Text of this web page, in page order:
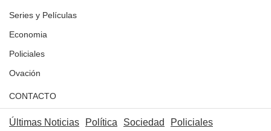
Series y Películas
Economia
Policiales
Ovación
CONTACTO
Últimas Noticias Política Sociedad Policiales